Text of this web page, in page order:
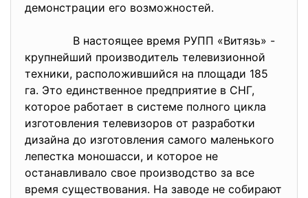
демонстрации его возможностей.
В настоящее время РУПП «Витязь» -
крупнейший производитель телевизионной
техники, расположившийся на площади 185
га. Это единственное предприятие в СНГ,
которое работает в системе полного цикла
изготовления телевизоров от разработки
дизайна до изготовления самого маленького
лепестка моношасси, и которое не
останавливало свое производство за все
время существования. На заводе не собирают